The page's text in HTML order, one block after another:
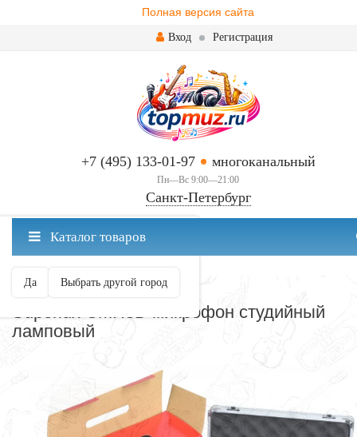
Полная версия сайта
Вход Регистрация
+7 (495) 133-01-97 многоканальный
Пн—Вс 9:00—21:00
Санкт-Петербург
Санкт-Петербург ваш город?
Да Выбрать другой город
Каталог товаров
МИКРОФОНЫ
Superlux CMH8D микрофон студийный
ламповый